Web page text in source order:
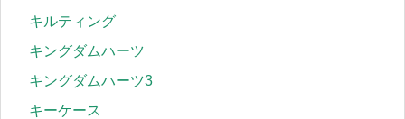
キルティング
キングダムハーツ
キングダムハーツ3
キーケース